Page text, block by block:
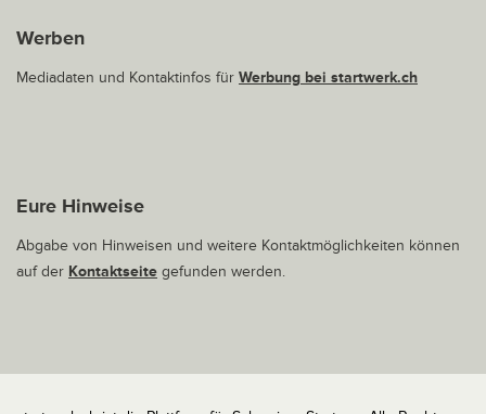
Werben
Mediadaten und Kontaktinfos für Werbung bei startwerk.ch
Eure Hinweise
Abgabe von Hinweisen und weitere Kontaktmöglichkeiten können
auf der Kontaktseite gefunden werden.